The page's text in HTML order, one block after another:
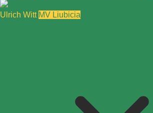
Ulrich Witt MV Liubicia